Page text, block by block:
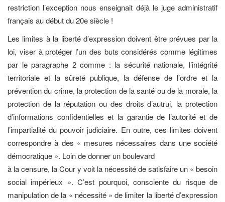
restriction l’exception nous enseignait déjà le juge administratif
français au début du 20e siècle !
Les limites à la liberté d’expression doivent être prévues par la
loi, viser à protéger l’un des buts considérés comme légitimes
par le paragraphe 2 comme : la sécurité nationale, l’intégrité
territoriale et la sûreté publique, la défense de l’ordre et la
prévention du crime, la protection de la santé ou de la morale, la
protection de la réputation ou des droits d’autrui, la protection
d’informations confidentielles et la garantie de l’autorité et de
l’impartialité du pouvoir judiciaire. En outre, ces limites doivent
correspondre à des « mesures nécessaires dans une société
démocratique ». Loin de donner un boulevard
à la censure, la Cour y voit la nécessité de satisfaire un « besoin
social impérieux ». C’est pourquoi, consciente du risque de
manipulation de la « nécessité » de limiter la liberté d’expression